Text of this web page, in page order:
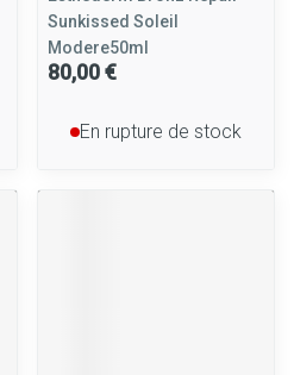
Sunkissed Soleil
Modere50ml
80,00 €
En rupture de stock